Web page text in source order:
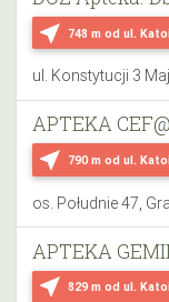
near_me 748 m od ul.
ul. Konstytucji 3
near_me 790 m od ul.
APTEKA
os. Południe 47,
near_me 829 m od ul.
APTEKA